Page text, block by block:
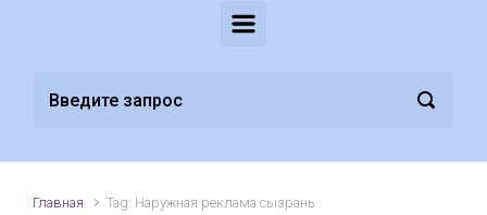
Главная Tag: Наружная реклама сызрань